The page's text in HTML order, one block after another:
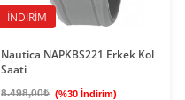
İNDIRIM
Nautica NAPKBS221 Erkek Kol
Saati
8.498,00₺ (%30 İndirim)